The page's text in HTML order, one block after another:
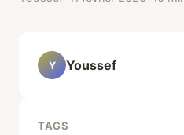
Y Youssef
TAGS